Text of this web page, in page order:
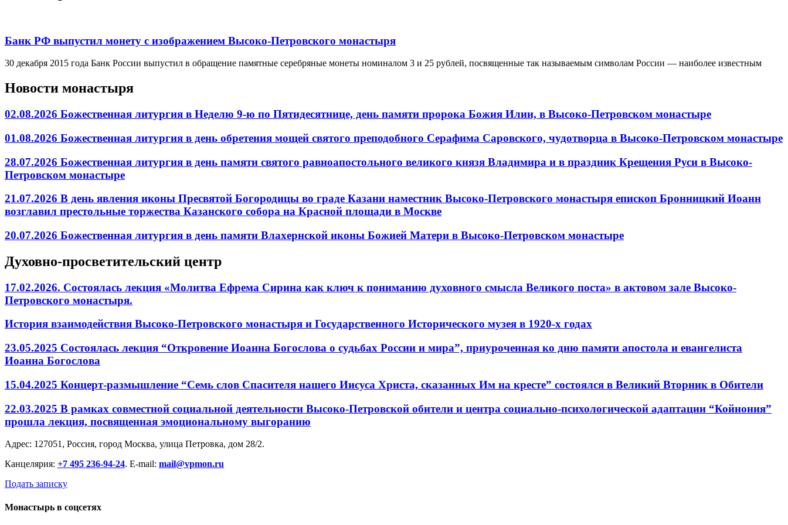
Банк РФ выпустил монету с изображением Высоко-Петровского монастыря
30 декабря 2015 года Банк России выпустил в обращение памятные серебряные монеты номиналом 3 и 25 рублей, посвященные так называемым символам России — наиболее известным
Новости монастыря
02.08.2026 Божественная литургия в Неделю 9-ю по Пятидесятнице, день памяти пророка Божия Илии, в Высоко-Петровском монастыре
01.08.2026 Божественная литургия в день обретения мощей святого преподобного Серафима Саровского, чудотворца в Высоко-Петровском монастыре
28.07.2026 Божественная литургия в день памяти святого равноапостольного великого князя Владимира и в праздник Крещения Руси в Высоко-
Петровском монастыре
21.07.2026 В день явления иконы Пресвятой Богородицы во граде Казани наместник Высоко-Петровского монастыря епископ Бронницкий Иоанн
возглавил престольные торжества Казанского собора на Красной площади в Москве
20.07.2026 Божественная литургия в день памяти Влахернской иконы Божией Матери в Высоко-Петровском монастыре
Духовно-просветительский центр
17.02.2026. Состоялась лекция «Молитва Ефрема Сирина как ключ к пониманию духовного смысла Великого поста» в актовом зале Высоко-
Петровского монастыря.
История взаимодействия Высоко-Петровского монастыря и Государственного Исторического музея в 1920-х годах
23.05.2025 Состоялась лекция “Откровение Иоанна Богослова о судьбах России и мира”, приуроченная ко дню памяти апостола и евангелиста
Иоанна Богослова
15.04.2025 Концерт-размышление “Семь слов Спасителя нашего Иисуса Христа, сказанных Им на кресте” состоялся в Великий Вторник в Обители
22.03.2025 В рамках совместной социальной деятельности Высоко-Петровской обители и центра социально-психологической адаптации “Койнония”
прошла лекция, посвященная эмоциональному выгоранию
Адрес: 127051, Россия, город Москва, улица Петровка, дом 28/2.
Канцелярия: +7 495 236-94-24. E-mail: mail@vpmon.ru
Подать записку
Монастырь в соцсетях